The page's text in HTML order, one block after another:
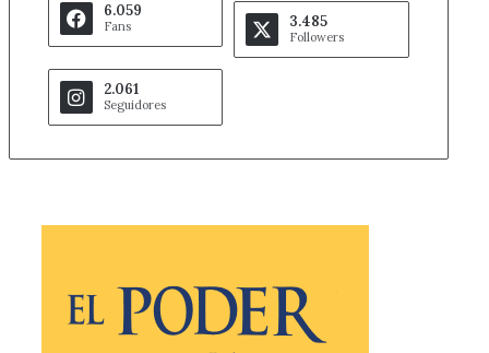
6.059
Fans 3.485
Followers
2.061
Seguidores